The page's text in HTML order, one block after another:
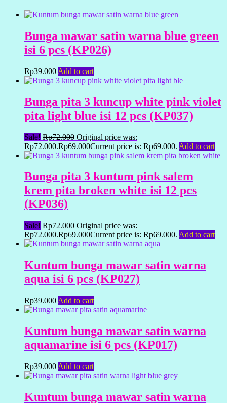
Bunga mawar satin warna blue green
isi 6 pcs (KP026)
Rp39.000 Add to cart
Bunga pita 3 kuncup white pink violet
pita light blue isi 12 pcs (KP037)
Sale! Rp72.000 Original price was:
Rp72.000.Rp69.000Current price is: Rp69.000. Add to cart
Bunga pita 3 kuntum pink salem
krem pita broken white isi 12 pcs
(KP036)
Sale! Rp72.000 Original price was:
Rp72.000.Rp69.000Current price is: Rp69.000. Add to cart
Kuntum bunga mawar satin warna
aqua isi 6 pcs (KP027)
Rp39.000 Add to cart
Kuntum bunga mawar satin warna
aquamarine isi 6 pcs (KP017)
Rp39.000 Add to cart
Kuntum bunga mawar satin warna